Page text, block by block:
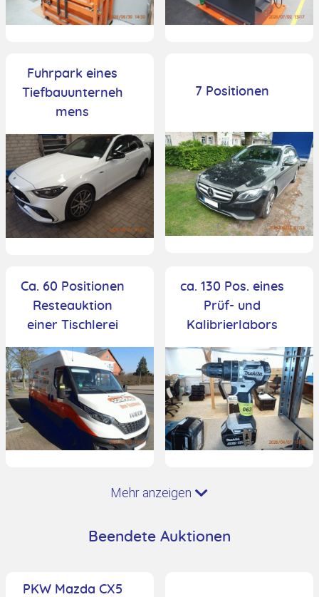
Fuhrpark eines
Tiefbauunterneh
mens
7 Positionen
Ca. 60 Positionen
Resteauktion
einer Tischlerei
ca. 130 Pos. eines
Prüf- und
Kalibrierlabors
Mehr anzeigen
Beendete Auktionen
PKW Mazda CX5